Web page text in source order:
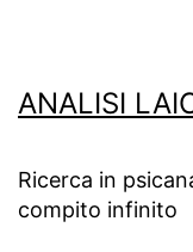
contenuto
ANALISI
Ricerca in
compito infinito